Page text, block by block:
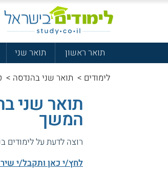
תואר ראשון תואר שני
לימודים > תואר שני בהנדסה >
תואר שני
המשך
רוצה לדעת על לימודים
לחץ/י כאן ותקבל/י